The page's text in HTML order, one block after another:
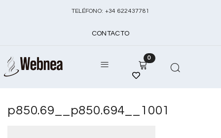
TELÉFONO: +34 622437781
CONTACTO
0
p850.69__p850.694__1001